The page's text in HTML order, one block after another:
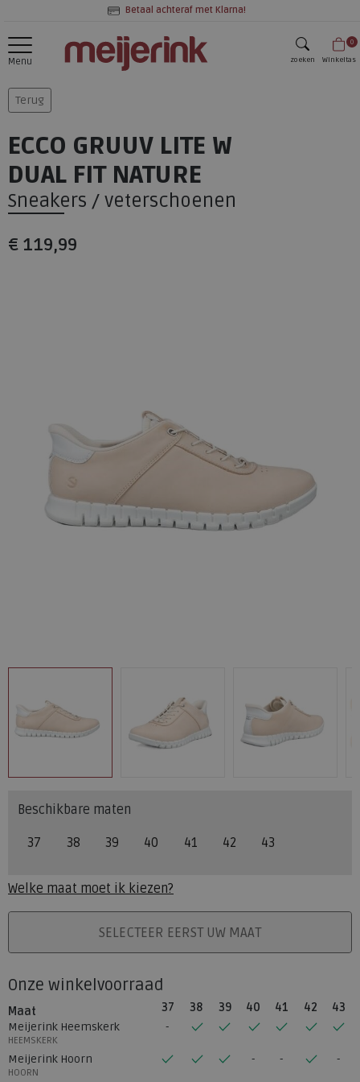
Betaal achteraf met Klarna!
Menu zoeken
0
Winkeltas
Terug
ECCO GRUUV LITE W
DUAL FIT NATURE
Sneakers / veterschoenen
€ 119,99
Beschikbare maten
37 38 39 40 41 42 43
Welke maat moet ik kiezen?
PLAATS IN WINKELMANDSELECTEER EERST UW MAAT
Onze winkelvoorraad
Maat 37 38 39 40 41 42
43
Meijerink Heemskerk
HEEMSKERK
Meijerink Hoorn
HOORN